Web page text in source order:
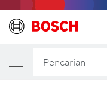
Pencarian